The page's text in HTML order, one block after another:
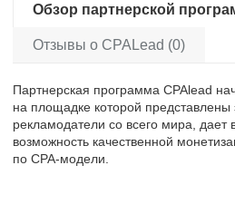
Обзор партнерской
Отзывы о CPALead (0)
Партнерская программа CPAlead
на площадке которой представлены
рекламодатели со всего мира, дает
возможность качественной
по CPA-модели.